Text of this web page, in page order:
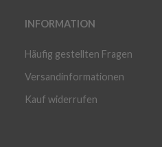
INFORMATION
Häufig gestellten Fragen
Versandinformationen
Kauf widerrufen